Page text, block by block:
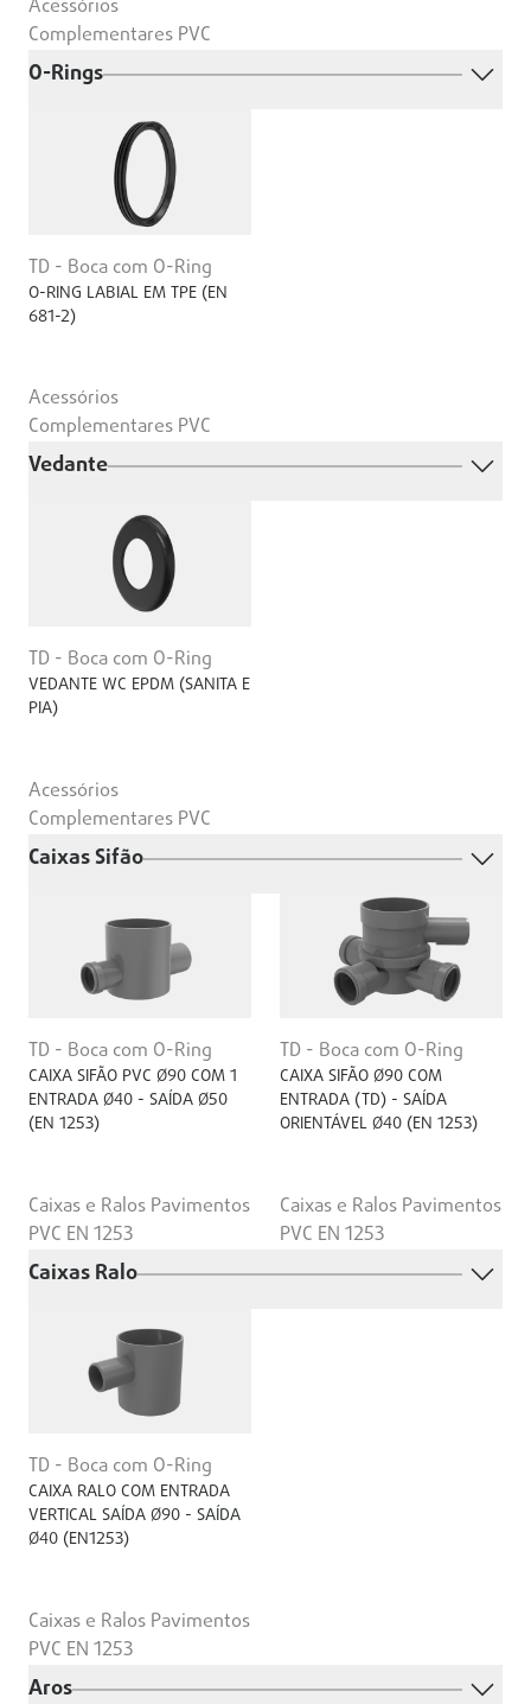
Acessórios
Complementares PVC
O-Rings
TD - Boca com O-Ring
O-RING LABIAL EM TPE (EN
681-2)
Acessórios
Complementares PVC
Vedante
TD - Boca com O-Ring
VEDANTE WC EPDM (SANITA E
PIA)
Acessórios
Complementares PVC
Caixas Sifão
TD - Boca com O-Ring
CAIXA SIFÃO PVC Ø90 COM 1
ENTRADA Ø40 - SAÍDA Ø50
(EN 1253)
Caixas e Ralos Pavimentos
PVC EN 1253
TD - Boca com O-Ring
CAIXA SIFÃO Ø90 COM
ENTRADA (TD) - SAÍDA
ORIENTÁVEL Ø40 (EN 1253)
Caixas e Ralos Pavimentos
PVC EN 1253
Caixas Ralo
TD - Boca com O-Ring
CAIXA RALO COM ENTRADA
VERTICAL SAÍDA Ø90 - SAÍDA
Ø40 (EN1253)
Caixas e Ralos Pavimentos
PVC EN 1253
Aros